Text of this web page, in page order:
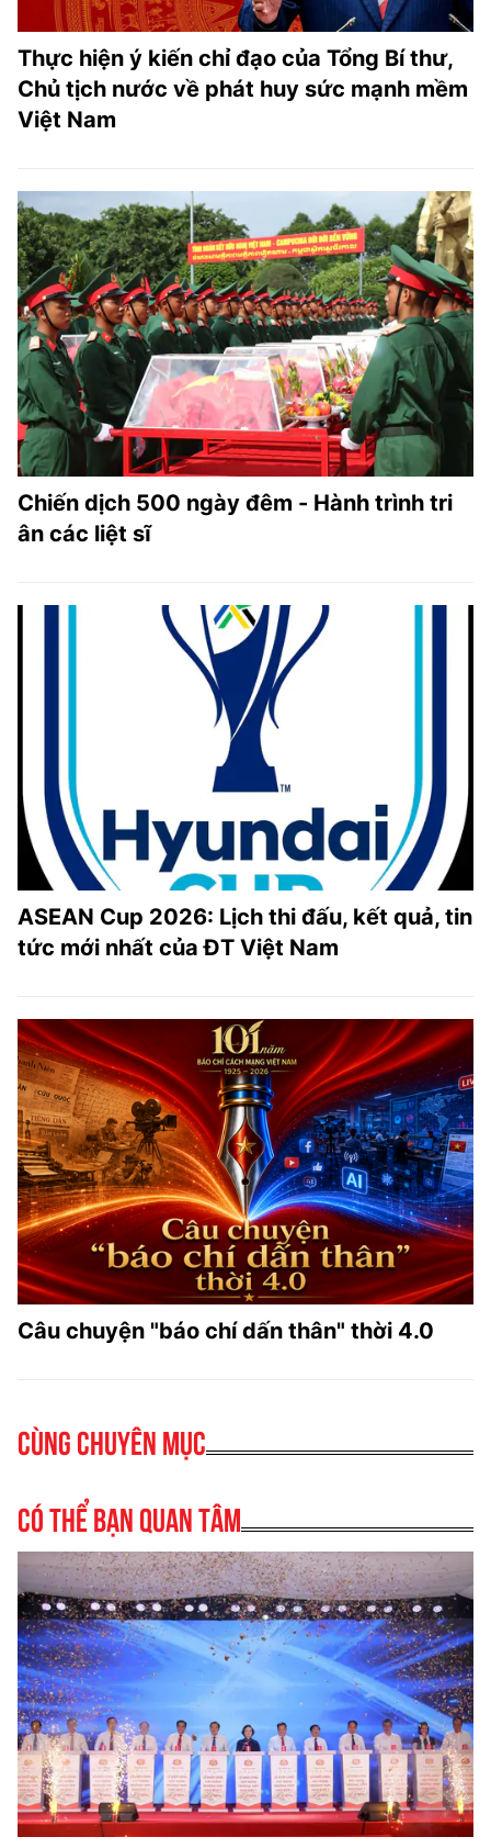
Thực hiện ý kiến chỉ đạo của Tổng Bí thư,
Chủ tịch nước về phát huy sức mạnh mềm
Việt Nam
Chiến dịch 500 ngày đêm - Hành trình tri
ân các liệt sĩ
ASEAN Cup 2026: Lịch thi đấu, kết quả, tin
tức mới nhất của ĐT Việt Nam
Câu chuyện "báo chí dấn thân" thời 4.0
Cùng chuyên mục
Có thể bạn quan tâm